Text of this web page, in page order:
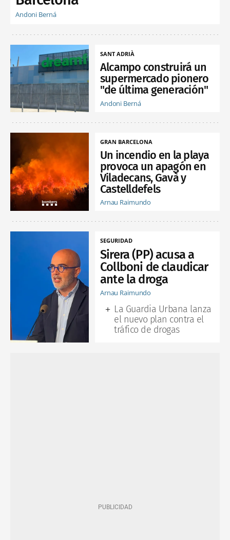
Andoni Berná
SANT ADRIÀ
Alcampo construirá un
supermercado pionero
"de última generación"
Andoni Berná
GRAN BARCELONA
Un incendio en la playa
provoca un apagón en
Viladecans, Gavà y
Castelldefels
Arnau Raimundo
SEGURIDAD
Sirera (PP) acusa a
Collboni de claudicar
ante la droga
Arnau Raimundo
La Guardia Urbana lanza
el nuevo plan contra el
tráfico de drogas